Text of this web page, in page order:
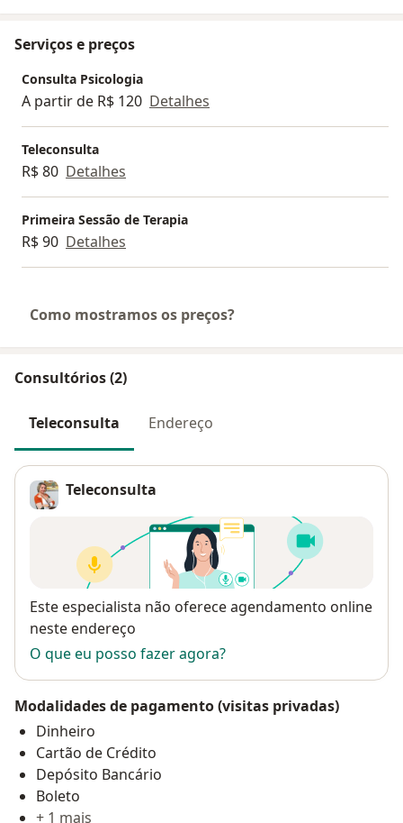
Serviços e preços
Consulta Psicologia
A partir de R$ 120 Detalhes
Teleconsulta
R$ 80 Detalhes
Primeira Sessão de Terapia
R$ 90 Detalhes
Como mostramos os preços?
Consultórios (2)
Teleconsulta Endereço
Teleconsulta
Disponibilidade
Este especialista não oferece agendamento online
neste endereço
O que eu posso fazer agora?
Modalidades de pagamento (visitas privadas)
Dinheiro
Cartão de Crédito
Depósito Bancário
Boleto
+ 1 mais